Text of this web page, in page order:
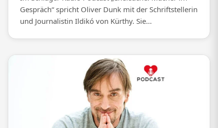
Gespräch“ spricht Oliver Dunk mit der Schriftstellerin
und Journalistin Ildikó von Kürthy. Sie...